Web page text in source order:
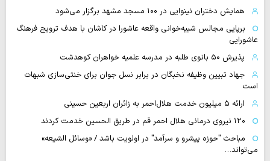
همایش دختران نینوایی در ۱۰۰ مسجد مشهد برگزار می‌شود
برپایی مجالس شبیه‌خوانی واقعه عاشورا در کاشان با هدف ترویج فرهنگ
عاشورایی
پذیرش ۵۰ بانوی طلبه در مدرسه علمیه خواهران کوهدشت
جهاد تبیین وظیفه نخبگان در برابر نسل جوان برای خنثی‌سازی شبهات
است
ارائه ۵ میلیون خدمت هلال‌احمر به زائران اربعین حسینی
۱۲۰ نیروی درمانی هلال احمر قم در طریق الحسین خدمت کردند
مباحث "حوزه پیشرو و سرآمد" در اولویت باشد / «وسائل الشیعه»
می‌تواند…